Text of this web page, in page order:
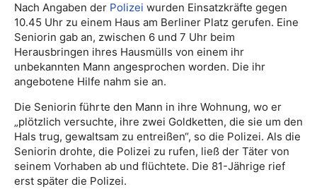
Nach Angaben der Polizei wurden Einsatzkräfte gegen
10.45 Uhr zu einem Haus am Berliner Platz gerufen. Eine
Seniorin gab an, zwischen 6 und 7 Uhr beim
Herausbringen ihres Hausmülls von einem ihr
unbekannten Mann angesprochen worden. Die ihr
angebotene Hilfe nahm sie an.
Die Seniorin führte den Mann in ihre Wohnung, wo er
„plötzlich versuchte, ihre zwei Goldketten, die sie um den
Hals trug, gewaltsam zu entreißen“, so die Polizei. Als die
Seniorin drohte, die Polizei zu rufen, ließ der Täter von
seinem Vorhaben ab und flüchtete. Die 81-Jährige rief
erst später die Polizei.